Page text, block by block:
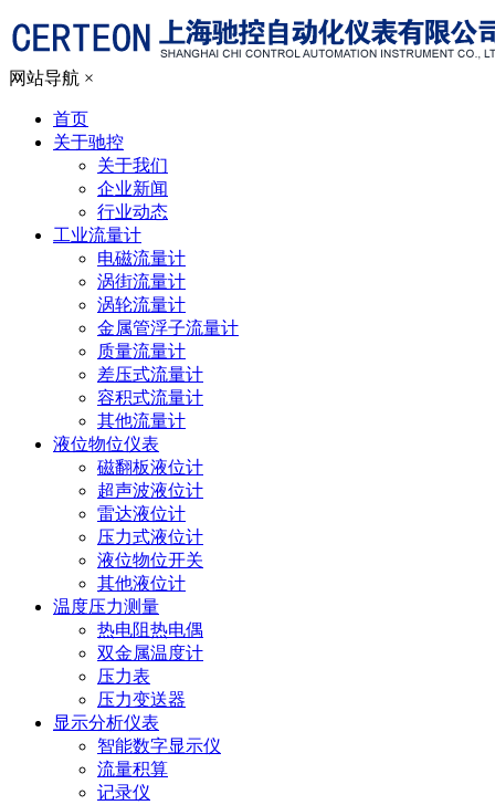
网站导航 ×
首页
关于驰控
关于我们
企业新闻
行业动态
工业流量计
电磁流量计
涡街流量计
涡轮流量计
金属管浮子流量计
质量流量计
差压式流量计
容积式流量计
其他流量计
液位物位仪表
磁翻板液位计
超声波液位计
雷达液位计
压力式液位计
液位物位开关
其他液位计
温度压力测量
热电阻热电偶
双金属温度计
压力表
压力变送器
显示分析仪表
智能数字显示仪
流量积算
记录仪